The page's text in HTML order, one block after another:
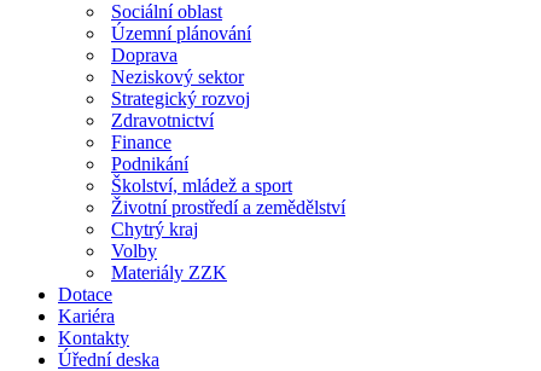
Sociální oblast
Územní plánování
Doprava
Neziskový sektor
Strategický rozvoj
Zdravotnictví
Finance
Podnikání
Školství, mládež a sport
Životní prostředí a zemědělství
Chytrý kraj
Volby
Materiály ZZK
Dotace
Kariéra
Kontakty
Úřední deska